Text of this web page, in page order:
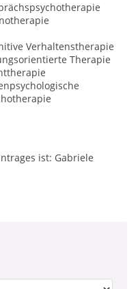
Verhaltenstherapie
Therapie
ist: Gabriele